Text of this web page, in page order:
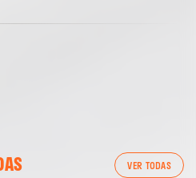
VER TODAS
CF 04/03/26